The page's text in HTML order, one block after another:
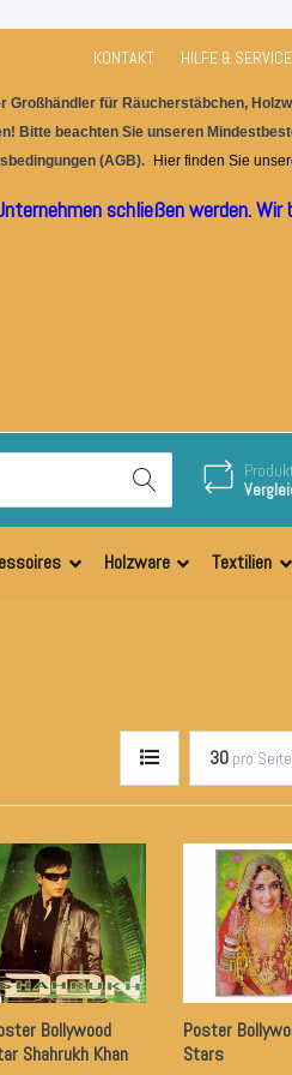
KONTAKT HILFE & SERVICE
Großhändler für Räucherstäbchen,
Bitte beachten Sie unseren
(AGB). Hier finden Sie unser
schließen werden.
Holzware Textilien
30 pro Seite
Bollywood
Shahrukh Khan
Poster
Stars